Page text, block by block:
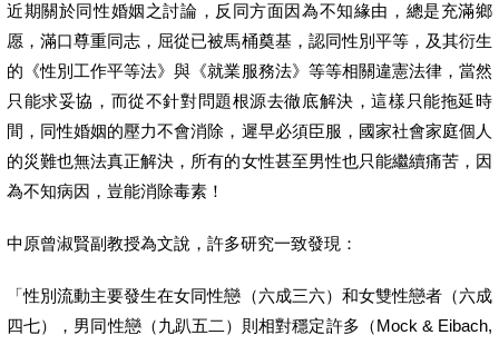
近期關於同性婚姻之討論，反同方面因為不知緣由，總是充滿鄉
愿，滿口尊重同志，屈從已被馬桶奠基，認同性別平等，及其衍生
的《性別工作平等法》與《就業服務法》等等相關違憲法律，當然
只能求妥協，而從不針對問題根源去徹底解決，這樣只能拖延時
間，同性婚姻的壓力不會消除，遲早必須臣服，國家社會家庭個人
的災難也無法真正解決，所有的女性甚至男性也只能繼續痛苦，因
為不知病因，豈能消除毒素！
中原曾淑賢副教授為文說，許多研究一致發現：
「性別流動主要發生在女同性戀（六成三六）和女雙性戀者（六成
四七），男同性戀（九趴五二）則相對穩定許多（Mock & Eibach,